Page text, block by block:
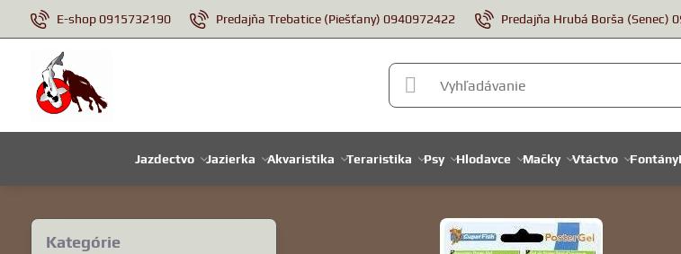
E-shop 0915732190 Predajňa Trebatice (Piešťany) 0940972422 Predajňa Hrubá Borša (Senec)
Jazdectvo Jazierka Akvaristika Teraristika Psy Hlodavce Mačky Vtáctvo Fontány
Kategórie